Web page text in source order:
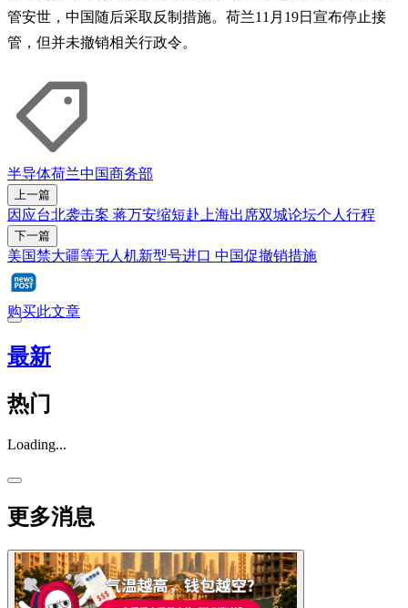
管安世，中国随后采取反制措施。荷兰11月19日宣布停止接
管，但并未撤销相关行政令。
半导体荷兰中国商务部
上一篇
因应台北袭击案 蒋万安缩短赴上海出席双城论坛个人行程
下一篇
美国禁大疆等无人机新型号进口 中国促撤销措施
购买此文章
最新
热门
Loading...
更多消息